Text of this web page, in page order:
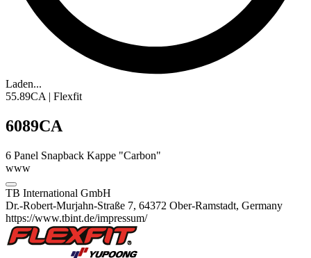
Laden...
55.89CA | Flexfit
6089CA
6 Panel Snapback Kappe "Carbon"
www
TB International GmbH
Dr.-Robert-Murjahn-Straße 7, 64372 Ober-Ramstadt, Germany
https://www.tbint.de/impressum/